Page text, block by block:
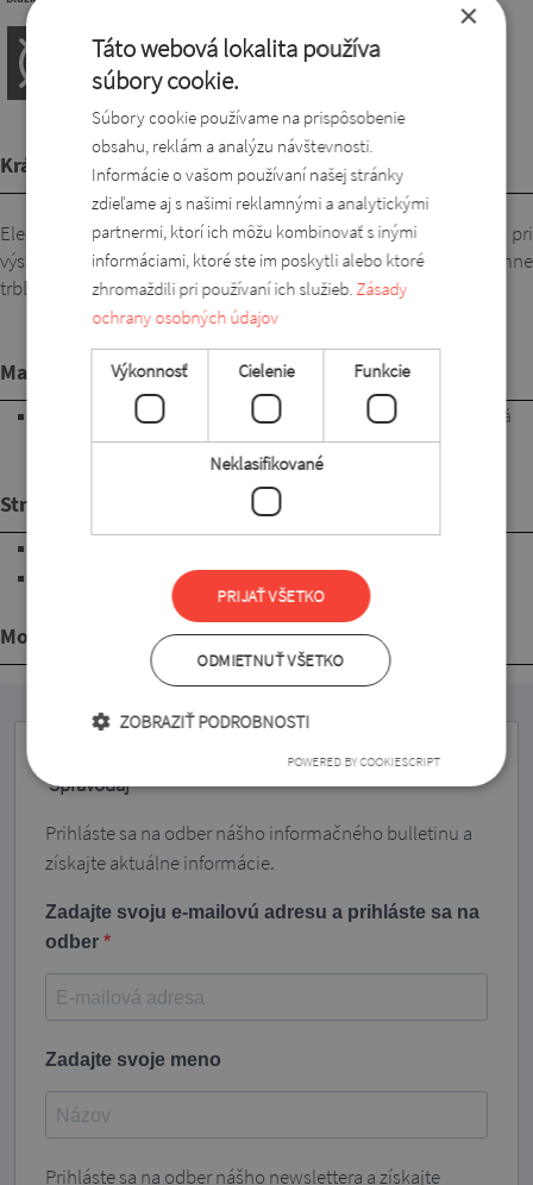
Krátky popis
Elegantná blúzka pekného strihu, na spodku s pántom. Hore pri
výstrihu s ozdobnou sponou a pekným riasením. Materiál je jemne
trblietavý.
Materiál
95% polyester, 5% lycra. Pohodlná, jemne padavá a elastická
látka, ktorá sa pri nosení nelepí na telo. Ľahko sa ošetruje,
nekrčí sa a pri praní nepúšťa farbu.
Strih
s dĺžkou pod úroveň bokov
Mohlo by sa Vám páčiť
Spravodaj
Prihláste sa na odber nášho informačného bulletinu a
získajte aktuálne informácie.
Zadajte svoju e-mailovú adresu a prihláste sa na
odber
Zadajte svoje meno
Prihláste sa na odber nášho newslettera a získajte
×
Táto webová lokalita používa
súbory cookie.
Súbory cookie používame na prispôsobenie
obsahu, reklám a analýzu návštevnosti.
Informácie o vašom používaní našej stránky
zdieľame aj s našimi reklamnými a analytickými
partnermi, ktorí ich môžu kombinovať s inými
informáciami, ktoré ste im poskytli alebo ktoré
zhromaždili pri používaní ich služieb. Zásady
ochrany osobných údajov
Výkonnosť Cielenie Funkcie
Neklasifikované
PRIJAŤ VŠETKO
ODMIETNUŤ VŠETKO
ZOBRAZIŤ PODROBNOSTI
POWERED BY COOKIESCRIPT